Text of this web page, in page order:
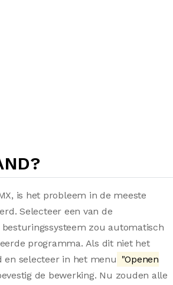
is het probleem in de meeste
Selecteer een van de
zou automatisch
programma. Als dit niet het
en selecteer in het menu "Openen
de bewerking. Nu zouden alle